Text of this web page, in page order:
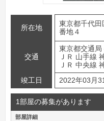
所在地
東京都千代田
番地４
交通
東京都交通
ＪＲ 山手線
ＪＲ 中央線
竣工日
2022年03月
1部屋の募集があります
部屋詳細